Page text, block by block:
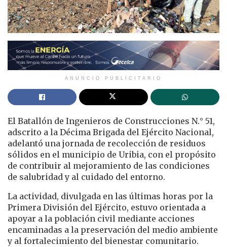
ANUNCIO PUBLICITARIO
El Batallón de Ingenieros de Construcciones N.° 51,
adscrito a la Décima Brigada del Ejército Nacional,
adelantó una jornada de recolección de residuos
sólidos en el municipio de Uribia, con el propósito
de contribuir al mejoramiento de las condiciones
de salubridad y al cuidado del entorno.
La actividad, divulgada en las últimas horas por la
Primera División del Ejército, estuvo orientada a
apoyar a la población civil mediante acciones
encaminadas a la preservación del medio ambiente
y al fortalecimiento del bienestar comunitario.